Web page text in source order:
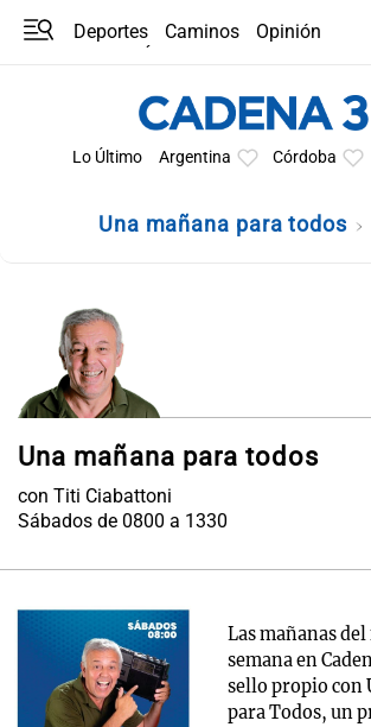
Deportes Caminos
Opinión
Lo Último Argentina Córdoba
Una mañana para todos
Una mañana para todos
con Titi Ciabattoni
Sábados de 0800 a 1330
Las mañanas
semana en
sello propio con
para Todos, un